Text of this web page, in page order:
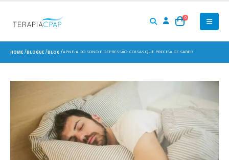
0
HOME BLOGUE BLOG APNEIA DO SONO E DEPRESSÃO: COISAS QUE PRECISA DE SABER